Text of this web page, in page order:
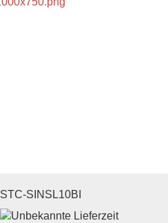
STC-SINSL10BI